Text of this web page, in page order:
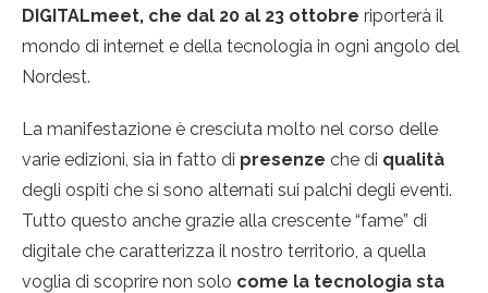
DIGITALmeet, che dal 20 al 23 ottobre riporterà il
mondo di internet e della tecnologia in ogni angolo del
Nordest.
La manifestazione è cresciuta molto nel corso delle
varie edizioni, sia in fatto di presenze che di qualità
degli ospiti che si sono alternati sui palchi degli eventi.
Tutto questo anche grazie alla crescente “fame” di
digitale che caratterizza il nostro territorio, a quella
voglia di scoprire non solo come la tecnologia sta